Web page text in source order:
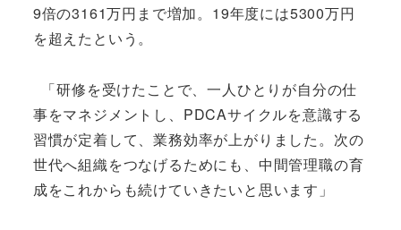
9倍の3161万円まで増加。19年度には5300万円
を超えたという。
「研修を受けたことで、一人ひとりが自分の仕
事をマネジメントし、PDCAサイクルを意識する
習慣が定着して、業務効率が上がりました。次の
世代へ組織をつなげるためにも、中間管理職の育
成をこれからも続けていきたいと思います」